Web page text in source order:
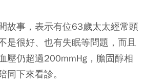
故事，表示有位63歲太太經常頭
是很好、也有失眠等問題，而且
壓仍超過200mmHg，膽固醇相
同下來看診。